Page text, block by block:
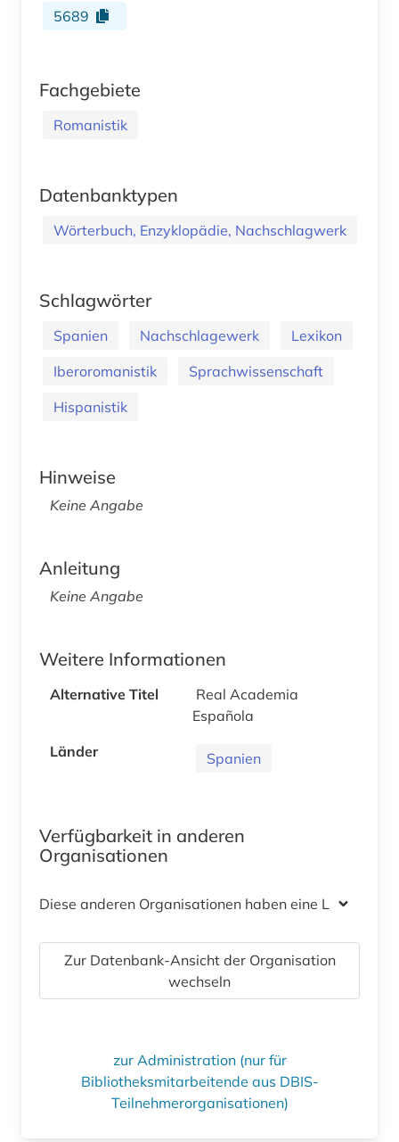
5689
Fachgebiete
Romanistik
Datenbanktypen
Wörterbuch, Enzyklopädie, Nachschlagwerk
Schlagwörter
Spanien Nachschlagewerk
Lexikon
Iberoromanistik
Sprachwissenschaft
Hispanistik
Hinweise
Keine Angabe
Anleitung
Keine Angabe
Weitere Informationen
Alternative Titel
Real Academia
Española
Länder
Spanien
Verfügbarkeit in anderen
Organisationen
Diese anderen Organisationen haben eine Lizenz
Zur Datenbank-Ansicht der Organisation
wechseln
zur Administration (nur für
Bibliotheksmitarbeitende aus DBIS-
Teilnehmerorganisationen)